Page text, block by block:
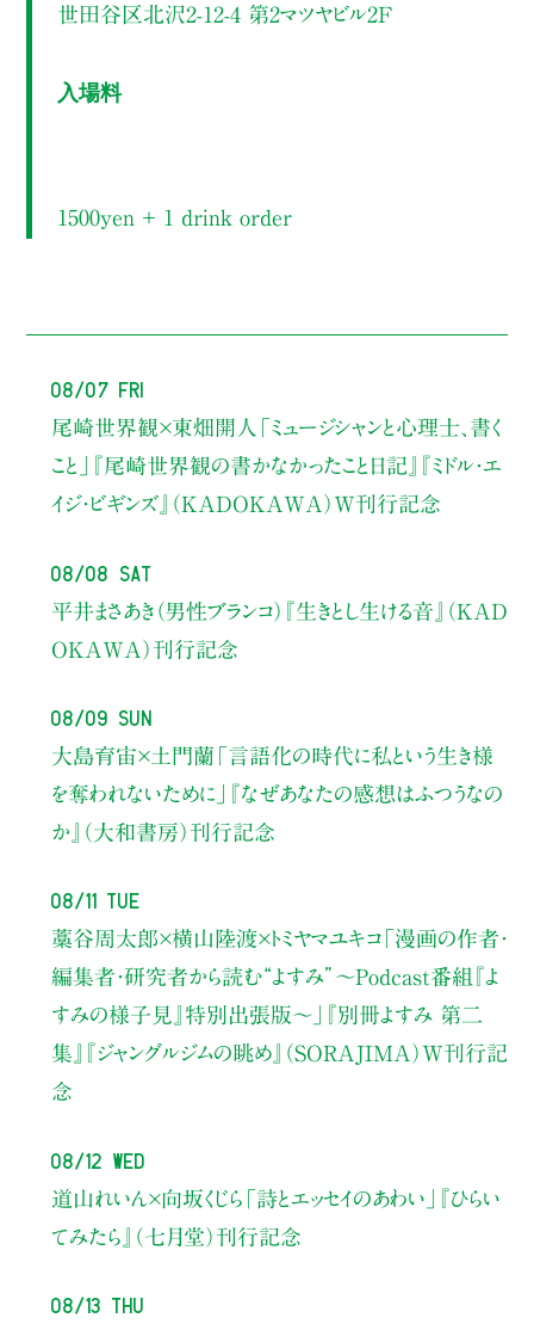
世田谷区北沢2-12-4 第2マツヤビル2F
入場料
1500yen ＋ 1 drink order
08/07 Fri
尾崎世界観×東畑開人
「ミュージシャンと心理士、書く
こと」
『尾崎世界観の書かなかったこと日記』『ミドル・エ
イジ・ビギンズ』（KADOKAWA）W刊行記念
08/08 Sat
平井まさあき（男性ブランコ） 『生きとし生ける音』（KAD
OKAWA）刊行記念
08/09 Sun
大島育宙×土門蘭 「言語化の時代に私という生き様
を奪われないために」
『なぜあなたの感想はふつうなの
か』（大和書房）刊行記念
08/11 Tue
藁谷周太郎×横山陸渡×トミヤマユキコ「漫画の作者・
編集者・研究者から読む“よすみ” 〜Podcast番組『よ
すみの様子見』特別出張版〜」
『別冊よすみ 第二
集』『ジャングルジムの眺め』（SORAJIMA）W刊行記
念
08/12 Wed
道山れいん×向坂くじら 「詩とエッセイのあわい」
『ひらい
てみたら』（七月堂）刊行記念
08/13 Thu